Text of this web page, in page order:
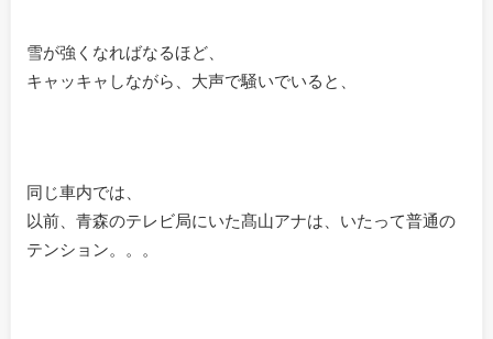
雪が強くなればなるほど、
キャッキャしながら、大声で騒いでいると、
同じ車内では、
以前、青森のテレビ局にいた髙山アナは、いたって普通の
テンション。。。